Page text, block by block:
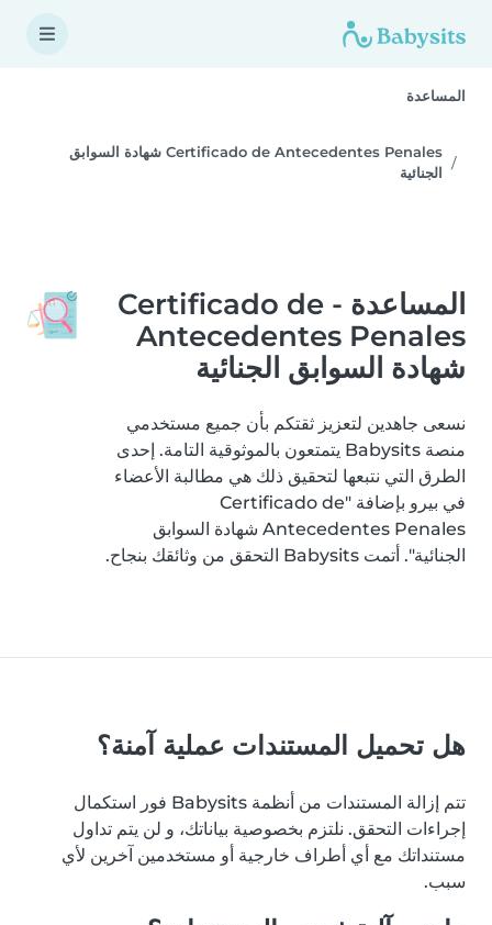
المساعدة
Certificado de Antecedentes Penales شهادة السوابق
الجنائية
المساعدة - Certificado de
Antecedentes Penales
شهادة السوابق الجنائية
نسعى جاهدين لتعزيز ثقتكم بأن جميع مستخدمي
منصة Babysits يتمتعون بالموثوقية التامة. إحدى
الطرق التي نتبعها لتحقيق ذلك هي مطالبة الأعضاء
في بيرو بإضافة "Certificado de
Antecedentes Penales شهادة السوابق
الجنائية". أتمت Babysits التحقق من وثائقك بنجاح.
هل تحميل المستندات عملية آمنة؟
تتم إزالة المستندات من أنظمة Babysits فور استكمال
إجراءات التحقق. نلتزم بخصوصية بياناتك، و لن يتم تداول
مستنداتك مع أي أطراف خارجية أو مستخدمين آخرين لأي
سبب.